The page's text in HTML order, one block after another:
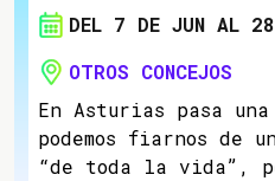
DEL 7 DE JUN AL
OTROS CONCEJOS
En Asturias pasa
podemos fiarnos de
“de toda la vida”,